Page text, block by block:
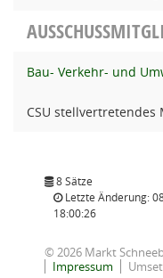
Bau- Verkehr- und
CSU stellvertretendes
8 Sätze
Letzte Änderung:
18:00:26
© 2026 Markt
Impressum